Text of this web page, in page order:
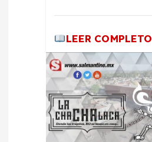
LEER COMPLETO